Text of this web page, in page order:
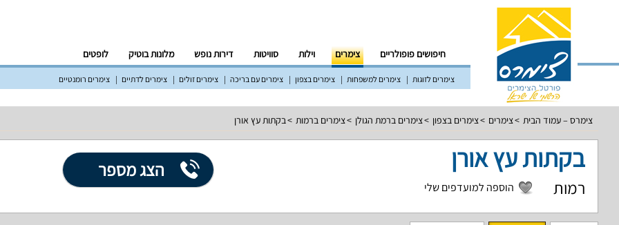
חיפושים פופולריים צימרים וילות סוויטות דירות נופש מלונות בוטיק לופטים
צימרים לזוגות צימרים למשפחות צימרים בצפון צימרים עם בריכה צימרים זולים צימרים לדתיים צימרים רומנטיים
צימרס – עמוד הבית צימרים צימרים בצפון צימרים ברמת הגולן צימרים ברמות בקתות עץ אורן
בקתות עץ אורן
רמות הוספה למועדפים שלי
הצג מספר